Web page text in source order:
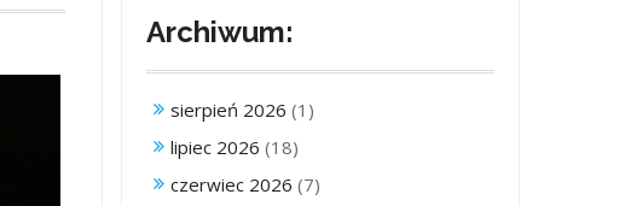
Archiwum:
sierpień 2026 (1)
lipiec 2026 (18)
czerwiec 2026 (7)